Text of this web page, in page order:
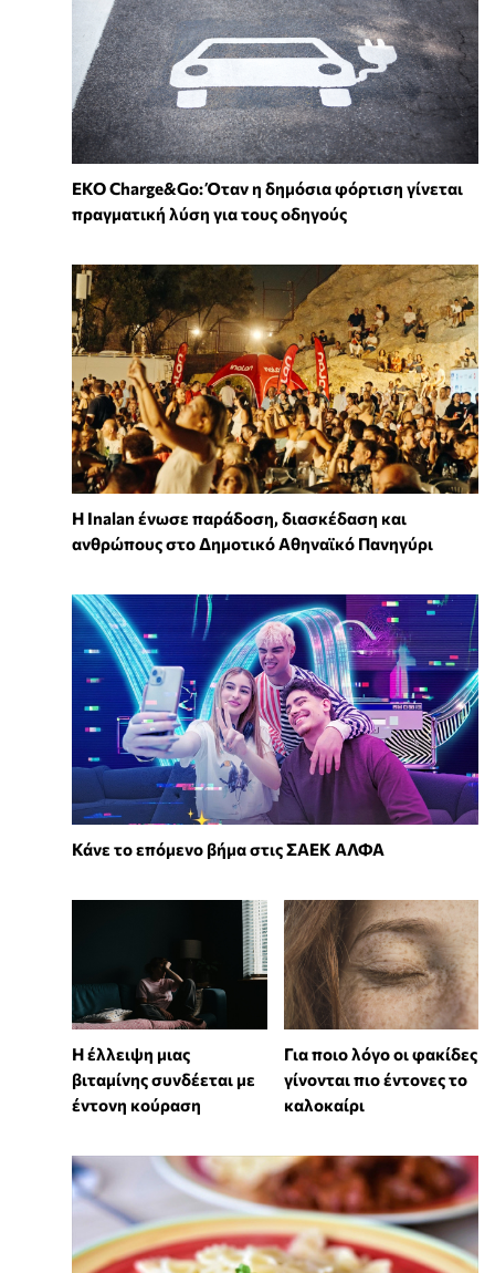
EKO Charge&Go: Όταν η δημόσια φόρτιση γίνεται
πραγματική λύση για τους οδηγούς
Η Inalan ένωσε παράδοση, διασκέδαση και
ανθρώπους στο Δημοτικό Αθηναϊκό Πανηγύρι
Κάνε το επόμενο βήμα στις ΣΑΕΚ ΑΛΦΑ
⁠Η έλλειψη μιας
βιταμίνης συνδέεται με
έντονη κούραση
Για ποιο λόγο οι φακίδες
γίνονται πιο έντονες το
καλοκαίρι